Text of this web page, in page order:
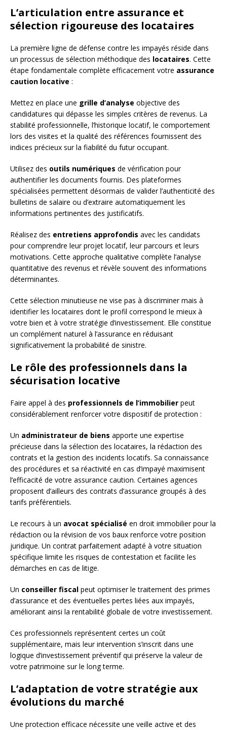
L’articulation entre assurance et
sélection rigoureuse des locataires
La première ligne de défense contre les impayés réside dans
un processus de sélection méthodique des locataires. Cette
étape fondamentale complète efficacement votre assurance
caution locative :
Mettez en place une grille d’analyse objective des
candidatures qui dépasse les simples critères de revenus. La
stabilité professionnelle, l’historique locatif, le comportement
lors des visites et la qualité des références fournissent des
indices précieux sur la fiabilité du futur occupant.
Utilisez des outils numériques de vérification pour
authentifier les documents fournis. Des plateformes
spécialisées permettent désormais de valider l’authenticité des
bulletins de salaire ou d’extraire automatiquement les
informations pertinentes des justificatifs.
Réalisez des entretiens approfondis avec les candidats
pour comprendre leur projet locatif, leur parcours et leurs
motivations. Cette approche qualitative complète l’analyse
quantitative des revenus et révèle souvent des informations
déterminantes.
Cette sélection minutieuse ne vise pas à discriminer mais à
identifier les locataires dont le profil correspond le mieux à
votre bien et à votre stratégie d’investissement. Elle constitue
un complément naturel à l’assurance en réduisant
significativement la probabilité de sinistre.
Le rôle des professionnels dans la
sécurisation locative
Faire appel à des professionnels de l’immobilier peut
considérablement renforcer votre dispositif de protection :
Un administrateur de biens apporte une expertise
précieuse dans la sélection des locataires, la rédaction des
contrats et la gestion des incidents locatifs. Sa connaissance
des procédures et sa réactivité en cas d’impayé maximisent
l’efficacité de votre assurance caution. Certaines agences
proposent d’ailleurs des contrats d’assurance groupés à des
tarifs préférentiels.
Le recours à un avocat spécialisé en droit immobilier pour la
rédaction ou la révision de vos baux renforce votre position
juridique. Un contrat parfaitement adapté à votre situation
spécifique limite les risques de contestation et facilite les
démarches en cas de litige.
Un conseiller fiscal peut optimiser le traitement des primes
d’assurance et des éventuelles pertes liées aux impayés,
améliorant ainsi la rentabilité globale de votre investissement.
Ces professionnels représentent certes un coût
supplémentaire, mais leur intervention s’inscrit dans une
logique d’investissement préventif qui préserve la valeur de
votre patrimoine sur le long terme.
L’adaptation de votre stratégie aux
évolutions du marché
Une protection efficace nécessite une veille active et des